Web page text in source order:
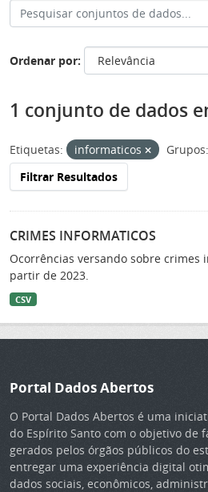
Ordenar por
1 conjunto de dados
Etiquetas: informaticos Grupos:
Filtrar Resultados
CRIMES INFORMATICOS
Ocorrências versando sobre crimes
partir de 2023.
CSV
Portal Dados Abertos
O Portal Dados Abertos é uma
do Espírito Santo com o objetivo de
gerados pelos órgãos públicos do
entregar uma experiência digital
dados sociais, econômicos,